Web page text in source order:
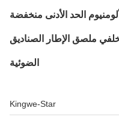
الحد الأدنى منخفضة
ملصق الإطار الصناديق
الضوئية
Kingwe-Star